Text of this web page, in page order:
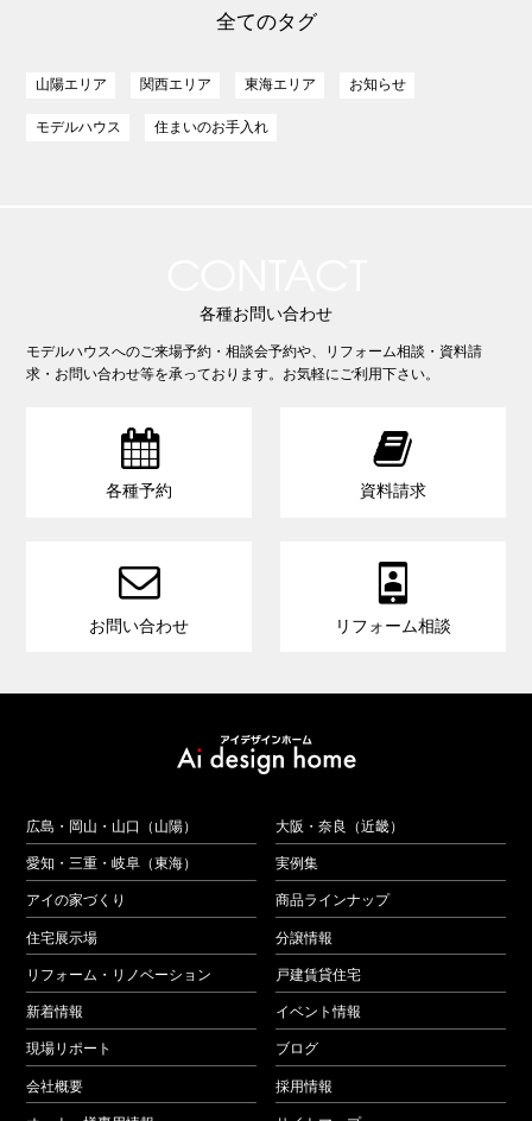
全てのタグ
山陽エリア 関西エリア 東海エリア お知らせ
モデルハウス 住まいのお手入れ
各種お問い合わせ
モデルハウスへのご来場予約・相談会予約や、リフォーム相談・資料請
求・お問い合わせ等を承っております。お気軽にご利用下さい。

各種予約

資料請求

お問い合わせ

リフォーム相談
広島・岡山・山口（山陽） 大阪・奈良（近畿）
愛知・三重・岐阜（東海） 実例集
アイの家づくり 商品ラインナップ
住宅展示場 分譲情報
リフォーム・リノベーション 戸建賃貸住宅
新着情報 イベント情報
現場リポート ブログ
会社概要 採用情報